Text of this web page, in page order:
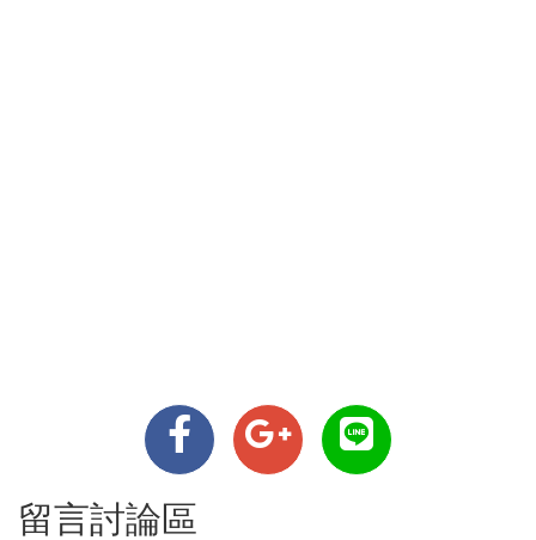
留言討論區